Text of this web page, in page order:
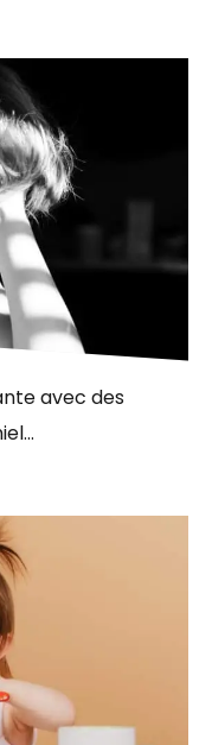
avec des